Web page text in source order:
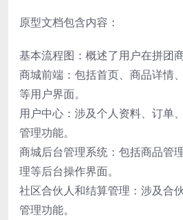
原型文档包含内容：
基本流程图：概述了用户在拼团
商城前端：包括首页、商品详情
等用户界面。
用户中心：涉及个人资料、订单
管理功能。
商城后台管理系统：包括商品管
理等后台操作界面。
社区合伙人和结算管理：涉及合
管理功能。